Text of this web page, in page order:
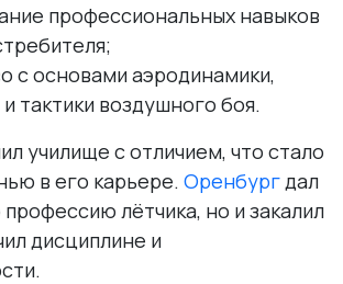
профессиональных навыков
с основами аэродинамики,
тактики воздушного боя.
училище с отличием, что стало
в его карьере. Оренбург дал
лётчика, но и закалил
дисциплине и